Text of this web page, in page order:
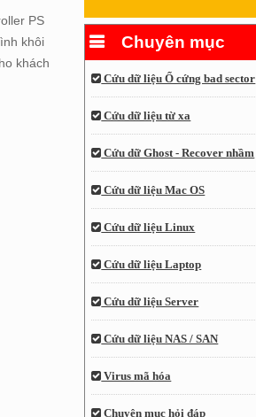
PS
khôi
khách
Chuyên mục
Cứu dữ liệu Ổ cứng bad sector
Cứu dữ liệu từ xa
Cứu dữ Ghost - Recover nhầm
Cứu dữ liệu Mac OS
Cứu dữ liệu Linux
Cứu dữ liệu Laptop
Cứu dữ liệu Server
Cứu dữ liệu NAS / SAN
Virus mã hóa
Chuyên mục hỏi đáp